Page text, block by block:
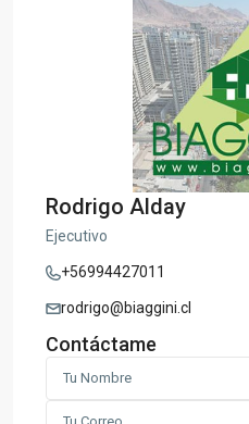
Rodrigo Alday
Ejecutivo
+56994427011
rodrigo@biaggini.cl
Contáctame